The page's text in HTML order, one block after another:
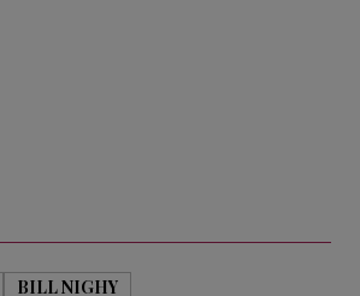
BILL NIGHY